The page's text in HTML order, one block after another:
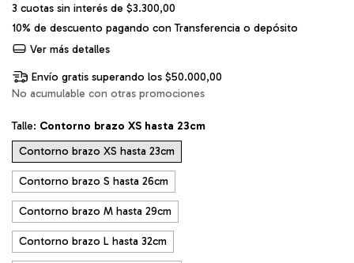
3 cuotas sin interés de $3.300,00
10% de descuento pagando con Transferencia o depósito
Ver más detalles
Envío gratis superando los$50.000,00
No acumulable con otras promociones
Talle: Contorno brazo XS hasta 23cm
Contorno brazo XS hasta 23cm
Contorno brazo S hasta 26cm
Contorno brazo M hasta 29cm
Contorno brazo L hasta 32cm